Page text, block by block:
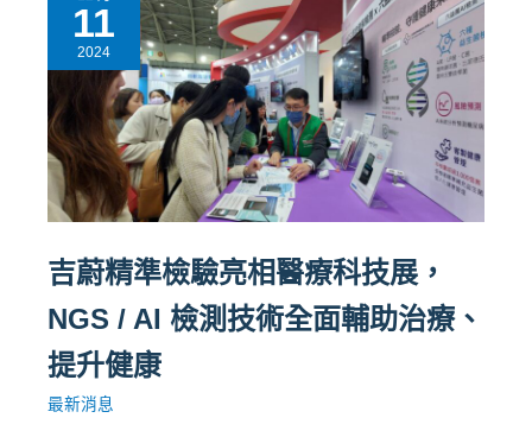
11
2024
吉蔚精準檢驗亮相醫療科技展，
NGS / AI 檢測技術全面輔助治療、
提升健康
最新消息